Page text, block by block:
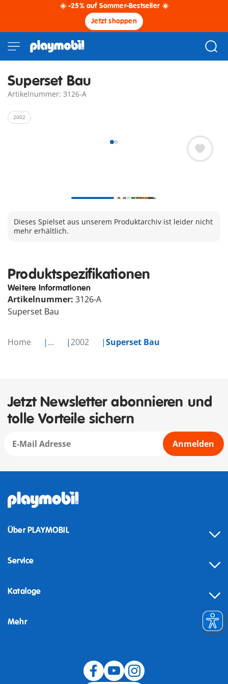
☀️ -25% auf Sommer-Bestseller ☀️
Jetzt shoppen
Home ... 2002 Superset Bau
Superset Bau
Artikelnummer: 3126-A
2002
Dieses Spielset aus unserem Produktarchiv ist leider nicht
mehr erhältlich.
Produktspezifikationen
Weitere Informationen
Artikelnummer: 3126-A
Superset Bau
Jetzt Newsletter abonnieren und
tolle Vorteile sichern
Anmelden
Über PLAYMOBIL
Service
Kataloge
Mehr